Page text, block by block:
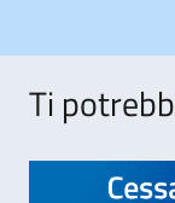
Ti